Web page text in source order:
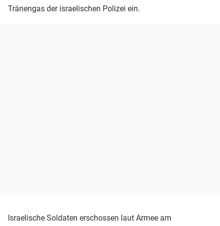
Tränengas der israelischen Polizei ein.
Israelische Soldaten erschossen laut Armee am